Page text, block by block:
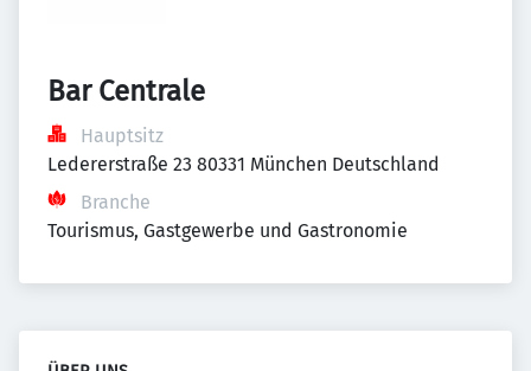
Bar Centrale
Hauptsitz
Ledererstraße 23 80331 München Deutschland
Branche
Tourismus, Gastgewerbe und Gastronomie